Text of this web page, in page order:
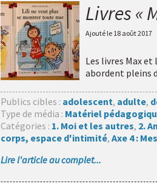
Livres «
Ajouté le 18 août 2017
Les livres Max
abordent pleins
Publics cibles : adolescent, adulte,
Type de média : Matériel
Catégories : 1. Moi et les autres, 2.
corps, espace d'intimité, Axe 4 :
Lire l'article au complet...